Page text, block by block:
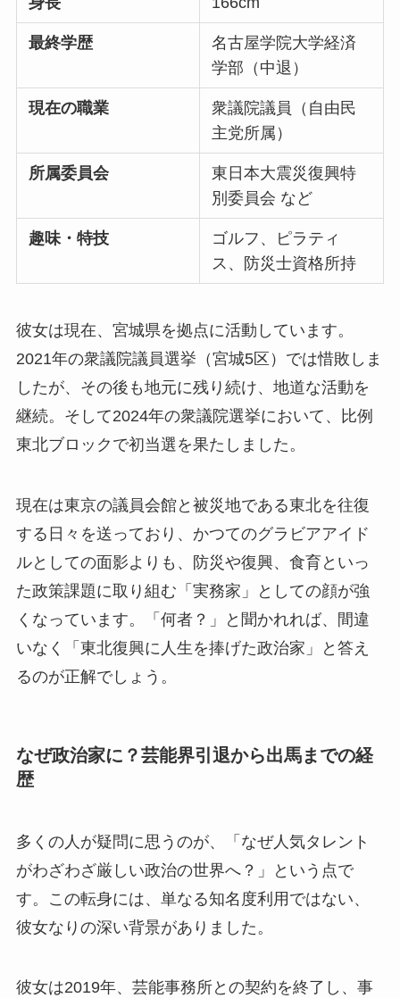
最終学歴
名古屋学院大学経済
学部（中退）
現在の職業
衆議院議員（自由民
主党所属）
所属委員会
東日本大震災復興特
別委員会 など
趣味・特技
ゴルフ、ピラティ
ス、防災士資格所持
彼女は現在、宮城県を拠点に活動しています。
2021年の衆議院議員選挙（宮城5区）では惜敗しま
したが、その後も地元に残り続け、地道な活動を
継続。そして2024年の衆議院選挙において、比例
東北ブロックで初当選を果たしました。
現在は東京の議員会館と被災地である東北を往復
する日々を送っており、かつてのグラビアアイド
ルとしての面影よりも、防災や復興、食育といっ
た政策課題に取り組む「実務家」としての顔が強
くなっています。「何者？」と聞かれれば、間違
いなく「東北復興に人生を捧げた政治家」と答え
るのが正解でしょう。
なぜ政治家に？芸能界引退から出馬までの経
歴
多くの人が疑問に思うのが、「なぜ人気タレント
がわざわざ厳しい政治の世界へ？」という点で
す。この転身には、単なる知名度利用ではない、
彼女なりの深い背景がありました。
彼女は2019年、芸能事務所との契約を終了し、事